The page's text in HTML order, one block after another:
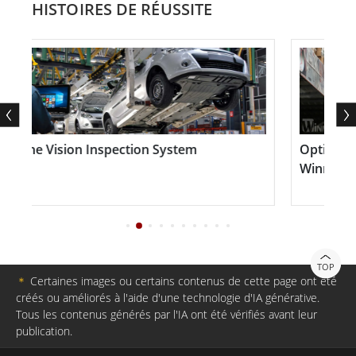
les moniteurs industriels de Winmate sont à la
hauteur de la tâche.
Avec des caractéristiques avancées telles que des
écrans à haute luminosité, un revêtement antireflet et
des angles de vision larges, ces moniteurs sont
conçus pour fournir des affichages clairs et faciles à
que votre moniteur industriel fonctionnera de
manière fiable, 24 heures sur 24, jour après jour.
Choisissez parmi une gamme de tailles et de
HISTOIRES DE RÉUSSITE
Vision Inspection System
Optimisation
Winmate
TOP
＊ Certaines images ou certains contenus de cette page ont été
créés ou améliorés à l'aide d'une technologie d'IA générative.
Tous les contenus générés par l'IA ont été vérifiés avant leur
publication.